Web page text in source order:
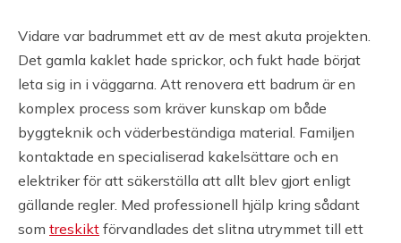
Vidare var badrummet ett av de mest akuta projekten.
Det gamla kaklet hade sprickor, och fukt hade börjat
leta sig in i väggarna. Att renovera ett badrum är en
komplex process som kräver kunskap om både
byggteknik och väderbeständiga material. Familjen
kontaktade en specialiserad kakelsättare och en
elektriker för att säkerställa att allt blev gjort enligt
gällande regler. Med professionell hjälp kring sådant
som treskikt förvandlades det slitna utrymmet till ett